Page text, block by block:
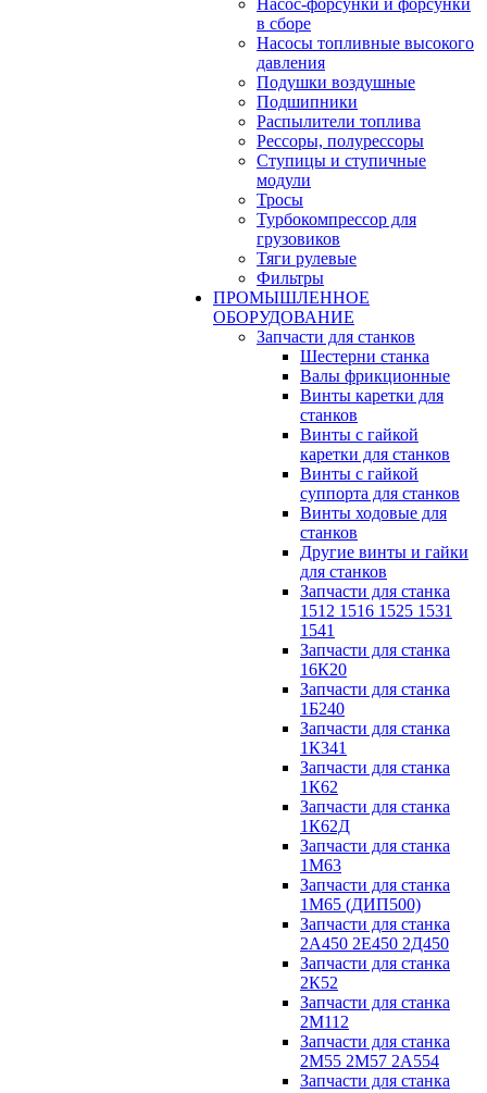
в сборе
Насосы топливные высокого
давления
Подушки воздушные
Подшипники
Распылители топлива
Рессоры, полурессоры
Ступицы и ступичные
модули
Тросы
Турбокомпрессор для
грузовиков
Тяги рулевые
Фильтры
ПРОМЫШЛЕННОЕ
ОБОРУДОВАНИЕ
Запчасти для станков
Шестерни станка
Валы фрикционные
Винты каретки для
станков
Винты с гайкой
каретки для станков
Винты с гайкой
суппорта для станков
Винты ходовые для
станков
Другие винты и гайки
для станков
Запчасти для станка
1512 1516 1525 1531
1541
Запчасти для станка
16К20
Запчасти для станка
1Б240
Запчасти для станка
1К341
Запчасти для станка
1К62
Запчасти для станка
1К62Д
Запчасти для станка
1М63
Запчасти для станка
1М65 (ДИП500)
Запчасти для станка
2А450 2Е450 2Д450
Запчасти для станка
2К52
Запчасти для станка
2М112
Запчасти для станка
2М55 2М57 2А554
Запчасти для станка